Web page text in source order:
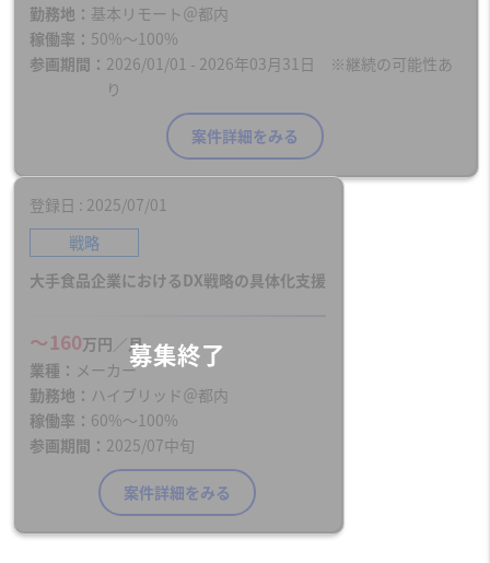
勤務地
基本リモート＠都内
稼働率
50%～100%
参画期間
2026/01/01 - 2026年03月31日 ※継続の可能性あ
り
案件詳細をみる
登録日 2025/07/01
戦略
大手食品企業におけるDX戦略の具体化支援
〜160万円／月
業種
メーカー
勤務地
ハイブリッド＠都内
稼働率
60%～100%
参画期間
2025/07中旬
案件詳細をみる